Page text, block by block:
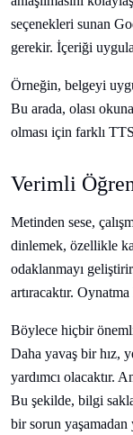
seçenekleri sunan
gerekir. İçeriği
Örneğin, belgeyi
Bu arada, olası
olması için farklı
Verimli
Metinden sese,
dinlemek, özellikle
odaklanmayı
artıracaktır.
Böylece hiçbir
Daha yavaş bir hız,
yardımcı olacaktır.
Bu şekilde, bilgi
bir sorun